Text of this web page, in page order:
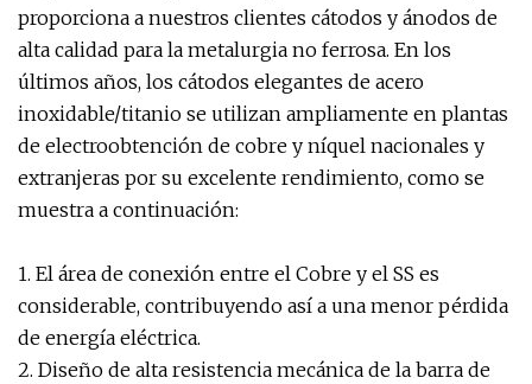
proporciona a nuestros clientes cátodos y ánodos de
alta calidad para la metalurgia no ferrosa. En los
últimos años, los cátodos elegantes de acero
inoxidable/titanio se utilizan ampliamente en plantas
de electroobtención de cobre y níquel nacionales y
extranjeras por su excelente rendimiento, como se
muestra a continuación:
1. El área de conexión entre el Cobre y el SS es
considerable, contribuyendo así a una menor pérdida
de energía eléctrica.
2. Diseño de alta resistencia mecánica de la barra de